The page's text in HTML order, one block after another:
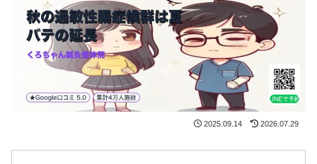
2025.09.14 2026.07.29